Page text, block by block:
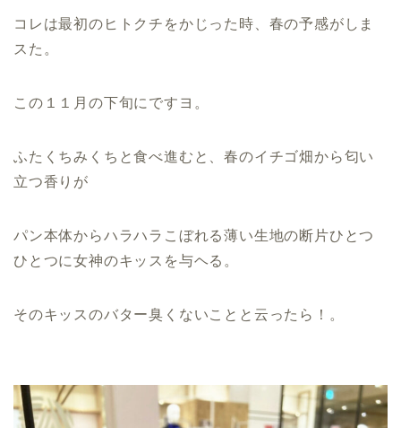
コレは最初のヒトクチをかじった時、春の予感がしま
スた。
この１１月の下旬にですヨ。
ふたくちみくちと食べ進むと、春のイチゴ畑から匂い
立つ香りが
パン本体からハラハラこぼれる薄い生地の断片ひとつ
ひとつに女神のキッスを与ヘる。
そのキッスのバター臭くないことと云ったら！。